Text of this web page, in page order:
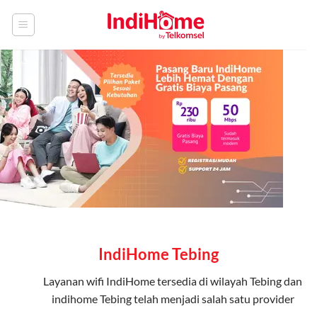
IndiHome Tebing
Layanan wifi IndiHometersedia di wilayah Tebing dan
indihome Tebing telah menjadi salah satu provider